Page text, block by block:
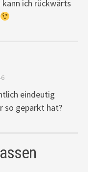
ich rückwärts
eindeutig
so geparkt hat?